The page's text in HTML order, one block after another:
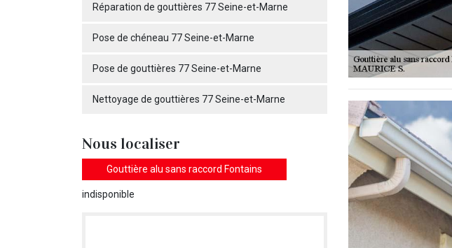
Réparation de gouttières 77 Seine-et-Marne
Pose de chéneau 77 Seine-et-Marne
Pose de gouttières 77 Seine-et-Marne
Nettoyage de gouttières 77 Seine-et-Marne
Nous localiser
Gouttière alu sans raccord Fontains
indisponible